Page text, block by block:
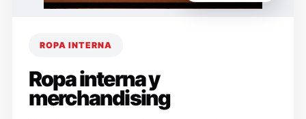
ROPA INTERNA
Ropa interna y
merchandising